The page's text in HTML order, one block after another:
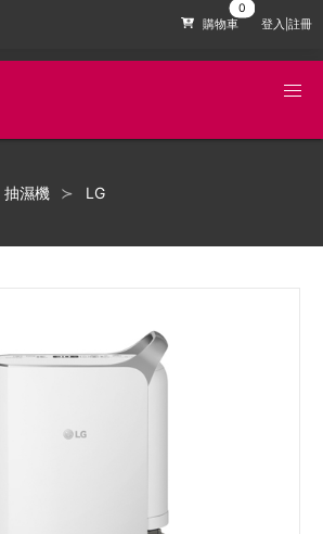
購物車 登入|註冊
抽濕機 LG